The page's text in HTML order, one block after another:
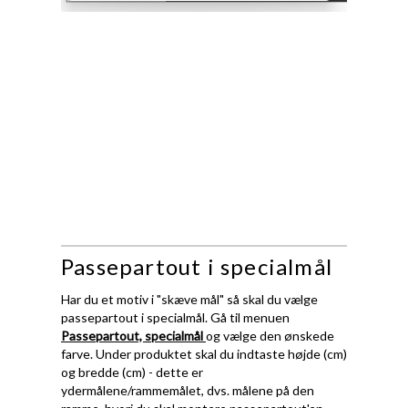
Passepartout i specialmål
Har du et motiv i "skæve mål" så skal du vælge
passepartout i specialmål. Gå til menuen
Passepartout, specialmålog vælge den ønskede
farve. Under produktet skal du indtaste højde (cm)
og bredde (cm) - dette er
ydermålene/rammemålet, dvs. målene på den